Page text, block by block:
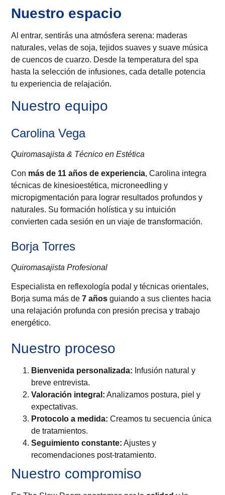
Nuestro espacio
Al entrar, sentirás una atmósfera serena: maderas
naturales, velas de soja, tejidos suaves y suave música
de cuencos de cuarzo. Desde la temperatura del spa
hasta la selección de infusiones, cada detalle potencia
tu experiencia de relajación.
Nuestro equipo
Carolina Vega
Quiromasajista & Técnico en Estética
Con más de 11 años de experiencia, Carolina integra
técnicas de kinesioestética, microneedling y
micropigmentación para lograr resultados profundos y
naturales. Su formación holística y su intuición
convierten cada sesión en un viaje de transformación.
Borja Torres
Quiromasajista Profesional
Especialista en reflexología podal y técnicas orientales,
Borja suma más de7 años guiando a sus clientes hacia
una relajación profunda con presión precisa y trabajo
energético.
Nuestro proceso
Bienvenida personalizada: Infusión natural y
breve entrevista.
Valoración integral: Analizamos postura, piel y
expectativas.
Protocolo a medida: Creamos tu secuencia única
de tratamientos.
Seguimiento constante: Ajustes y
recomendaciones post‑tratamiento.
Nuestro compromiso